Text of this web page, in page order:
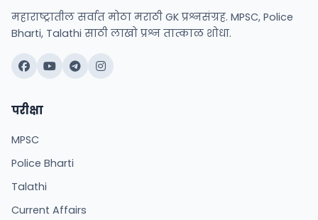
महाराष्ट्रातील सर्वात मोठा मराठी GK प्रश्नसंग्रह. MPSC, Police
Bharti, Talathi साठी लाखो प्रश्न तात्काळ शोधा.
परीक्षा
MPSC
Police Bharti
Talathi
Current Affairs